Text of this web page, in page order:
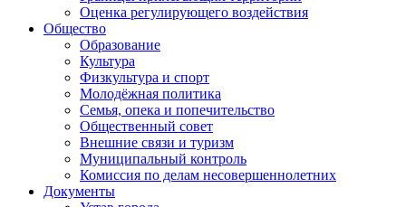
Оценка регулирующего воздействия
Общество
Образование
Культура
Физкультура и спорт
Молодёжная политика
Семья, опека и попечительство
Общественный совет
Внешние связи и туризм
Муниципальный контроль
Комиссия по делам несовершеннолетних
Документы